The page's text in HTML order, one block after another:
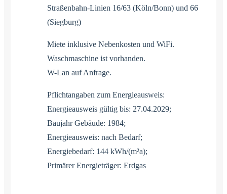
Straßenbahn-Linien 16/63 (Köln/Bonn) und 66
(Siegburg)
Miete inklusive Nebenkosten und WiFi.
Waschmaschine ist vorhanden.
W-Lan auf Anfrage.
Pflichtangaben zum Energieausweis:
Energieausweis gültig bis: 27.04.2029;
Baujahr Gebäude: 1984;
Energieausweis: nach Bedarf;
Energiebedarf: 144 kWh/(m²a);
Primärer Energieträger: Erdgas